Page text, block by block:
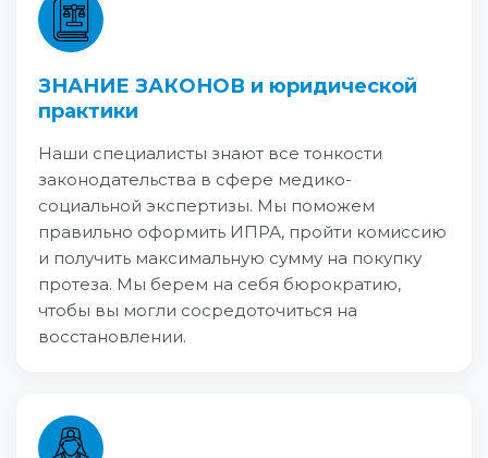
ЗНАНИЕ ЗАКОНОВ и юридической
практики
Наши специалисты знают все тонкости
законодательства в сфере медико-
социальной экспертизы. Мы поможем
правильно оформить ИПРА, пройти комиссию
и получить максимальную сумму на покупку
протеза. Мы берем на себя бюрократию,
чтобы вы могли сосредоточиться на
восстановлении.